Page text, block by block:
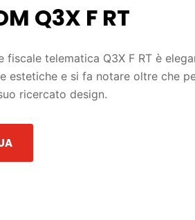
Q3X F RT
fiscale telematica Q3X F RT è
estetiche e si fa notare oltre che
ricercato design.